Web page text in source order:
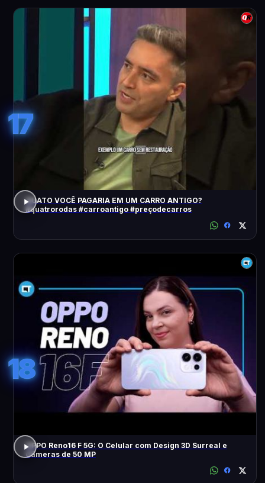
17
QUATO VOCÊ PAGARIA EM UM CARRO ANTIGO?
#quatrorodas #carroantigo #preçodecarros
18
OPPO Reno16 F 5G: O Celular com Design 3D Surreal e
Câmeras de 50 MP